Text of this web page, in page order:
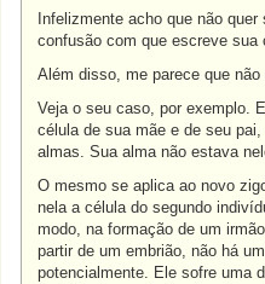
Infelizmente acho que não
confusão com que escreve sua
Além disso, me parece que
Veja o seu caso, por exemplo.
célula de sua mãe e de seu
almas. Sua alma não estava
O mesmo se aplica ao novo
nela a célula do segundo
modo, na formação de um
partir de um embrião, não há
potencialmente. Ele sofre uma